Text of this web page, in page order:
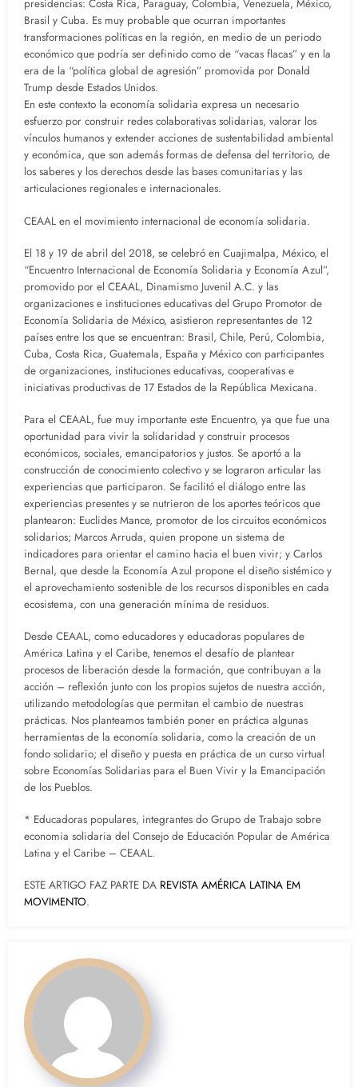
presidencias: Costa Rica, Paraguay, Colombia, Venezuela, México,
Brasil y Cuba. Es muy probable que ocurran importantes
transformaciones políticas en la región, en medio de un periodo
económico que podría ser definido como de “vacas flacas” y en la
era de la “política global de agresión” promovida por Donald
Trump desde Estados Unidos.
En este contexto la economía solidaria expresa un necesario
esfuerzo por construir redes colaborativas solidarias, valorar los
vínculos humanos y extender acciones de sustentabilidad ambiental
y económica, que son además formas de defensa del territorio, de
los saberes y los derechos desde las bases comunitarias y las
articulaciones regionales e internacionales.
CEAAL en el movimiento internacional de economía solidaria.
El 18 y 19 de abril del 2018, se celebró en Cuajimalpa, México, el
“Encuentro Internacional de Economía Solidaria y Economía Azul”,
promovido por el CEAAL, Dinamismo Juvenil A.C. y las
organizaciones e instituciones educativas del Grupo Promotor de
Economía Solidaria de México, asistieron representantes de 12
países entre los que se encuentran: Brasil, Chile, Perú, Colombia,
Cuba, Costa Rica, Guatemala, España y México con participantes
de organizaciones, instituciones educativas, cooperativas e
iniciativas productivas de 17 Estados de la República Mexicana.
Para el CEAAL, fue muy importante este Encuentro, ya que fue una
oportunidad para vivir la solidaridad y construir procesos
económicos, sociales, emancipatorios y justos. Se aportó a la
construcción de conocimiento colectivo y se lograron articular las
experiencias que participaron. Se facilitó el diálogo entre las
experiencias presentes y se nutrieron de los aportes teóricos que
plantearon: Euclides Mance, promotor de los circuitos económicos
solidarios; Marcos Arruda, quien propone un sistema de
indicadores para orientar el camino hacia el buen vivir; y Carlos
Bernal, que desde la Economía Azul propone el diseño sistémico y
el aprovechamiento sostenible de los recursos disponibles en cada
ecosistema, con una generación mínima de residuos.
Desde CEAAL, como educadores y educadoras populares de
América Latina y el Caribe, tenemos el desafío de plantear
procesos de liberación desde la formación, que contribuyan a la
acción – reflexión junto con los propios sujetos de nuestra acción,
utilizando metodologías que permitan el cambio de nuestras
prácticas. Nos planteamos también poner en práctica algunas
herramientas de la economía solidaria, como la creación de un
fondo solidario; el diseño y puesta en práctica de un curso virtual
sobre Economías Solidarias para el Buen Vivir y la Emancipación
de los Pueblos.
* Educadoras populares, integrantes do Grupo de Trabajo sobre
economia solidaria del Consejo de Educación Popular de América
Latina y el Caribe – CEAAL.
ESTE ARTIGO FAZ PARTE DA REVISTA AMÉRICA LATINA EM
MOVIMENTO.